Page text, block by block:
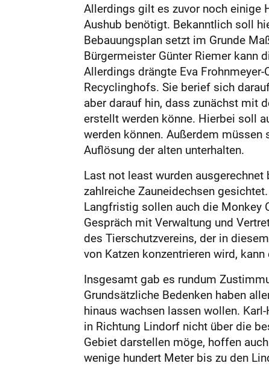
Allerdings gilt es zuvor noch einige
Aushub benötigt. Bekanntlich soll
Bebauungsplan setzt im Grunde
Bürgermeister Günter Riemer kann
Allerdings drängte Eva
Recyclinghofs. Sie berief sich
aber darauf hin, dass zunächst mit
erstellt werden könne. Hierbei soll
werden können. Außerdem
Auflösung der alten unterhalten.
Last not least wurden
zahlreiche Zauneidechsen
Langfristig sollen auch die Monkey
Gespräch mit Verwaltung und
des Tierschutzvereins, der in
von Katzen konzentrieren wird,
Insgesamt gab es rundum
Grundsätzliche Bedenken haben
hinaus wachsen lassen wollen.
in Richtung Lindorf nicht über die
Gebiet darstellen möge, hoffen
wenige hundert Meter bis zu den